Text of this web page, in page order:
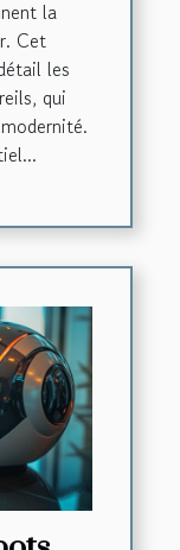
la
Cet
les
qui